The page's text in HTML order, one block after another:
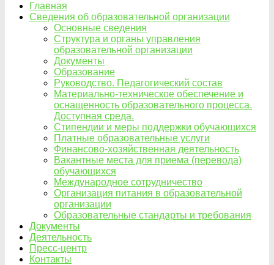
Главная
Сведения об образовательной организации
Основные сведения
Структура и органы управления
образовательной организации
Документы
Образование
Руководство. Педагогический состав
Материально-техническое обеспечение и
оснащенность образовательного процесса.
Доступная среда.
Стипендии и меры поддержки обучающихся
Платные образовательные услуги
Финансово-хозяйственная деятельность
Вакантные места для приема (перевода)
обучающихся
Международное сотрудничество
Организация питания в образовательной
организации
Образовательные стандарты и требования
Документы
Деятельность
Пресс-центр
Контакты